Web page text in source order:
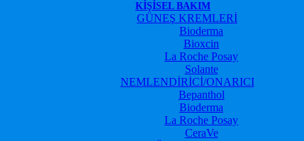
KIŞISEL BAKIM
GÜNEŞ KREMLERİ
Bioderma
Bioxcin
La Roche Posay
Solante
NEMLENDİRİCİ/ONARICI
Bepanthol
Bioderma
La Roche Posay
CeraVe